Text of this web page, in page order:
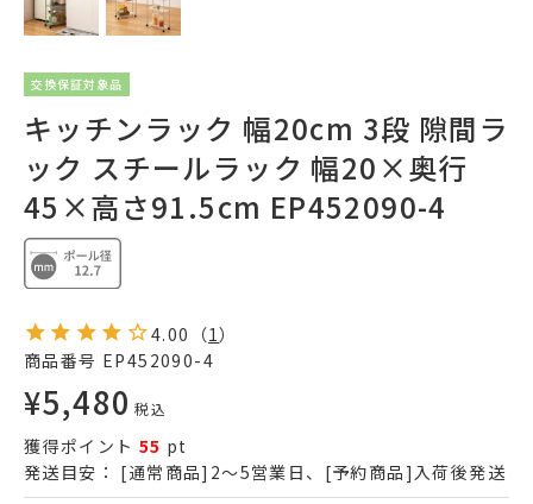
交換保証対象品
キッチンラック 幅20cm 3段 隙間ラ
ック スチールラック 幅20×奥行
45×高さ91.5cm EP452090-4
4.00 （1）
商品番号 EP452090-4
¥5,480 税込
獲得ポイント 55 pt
発送目安： [通常商品]2～5営業日、[予約商品]入荷後発送